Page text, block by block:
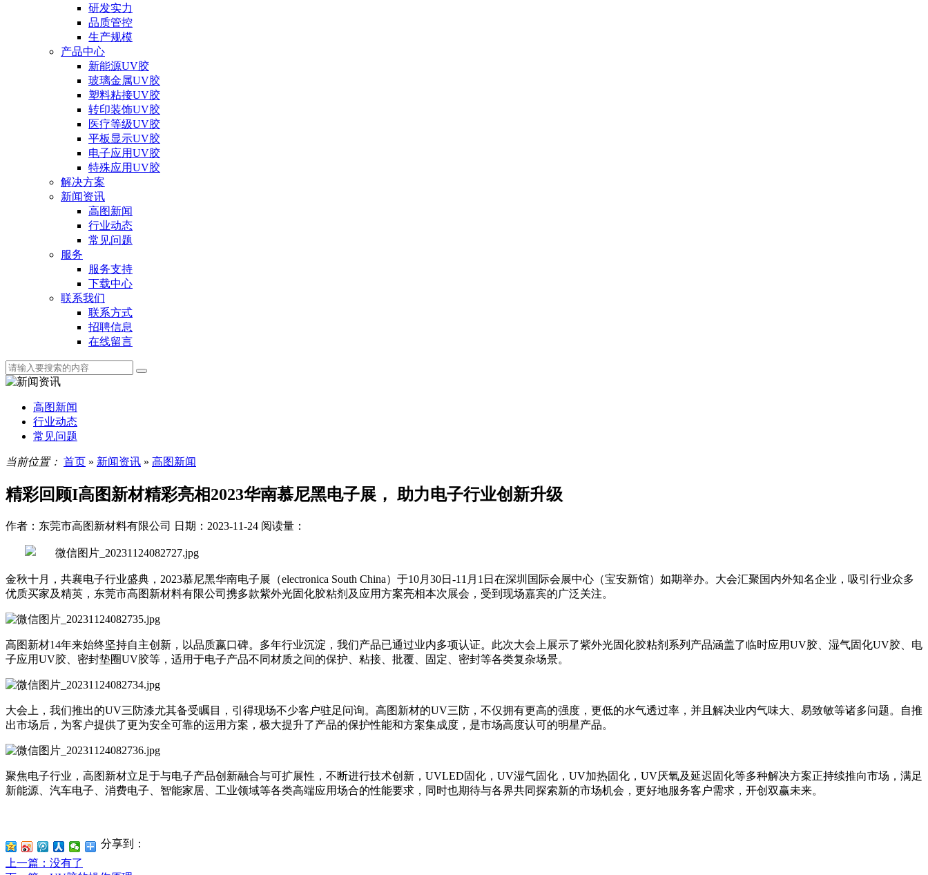
研发实力
品质管控
生产规模
产品中心
新能源UV胶
玻璃金属UV胶
塑料粘接UV胶
转印装饰UV胶
医疗等级UV胶
平板显示UV胶
电子应用UV胶
特殊应用UV胶
解决方案
新闻资讯
高图新闻
行业动态
常见问题
服务
服务支持
下载中心
联系我们
联系方式
招聘信息
在线留言
高图新闻
行业动态
常见问题
当前位置： 首页 » 新闻资讯 » 高图新闻
精彩回顾I高图新材精彩亮相2023华南慕尼黑电子展， 助力电子行业创新升级
作者：东莞市高图新材料有限公司 日期：2023-11-24 阅读量：
金秋十月，共襄电子行业盛典，2023慕尼黑华南电子展（electronica South China）于10月30日-11月1日在深圳国际会展中心（宝安新馆）如期举办。大会汇聚国内外知名企业，吸引行业众多
优质买家及精英，东莞市高图新材料有限公司携多款紫外光固化胶粘剂及应用方案亮相本次展会，受到现场嘉宾的广泛关注。
高图新材14年来始终坚持自主创新，以品质嬴口碑。多年行业沉淀，我们产品已通过业内多项认证。此次大会上展示了紫外光固化胶粘剂系列产品涵盖了临时应用UV胶、湿气固化UV胶、电
子应用UV胶、密封垫圈UV胶等，适用于电子产品不同材质之间的保护、粘接、批覆、固定、密封等各类复杂场景。
大会上，我们推出的UV三防漆尤其备受瞩目，引得现场不少客户驻足问询。高图新材的UV三防，不仅拥有更高的强度，更低的水气透过率，并且解决业内气味大、易致敏等诸多问题。自推
出市场后，为客户提供了更为安全可靠的运用方案，极大提升了产品的保护性能和方案集成度，是市场高度认可的明星产品。
聚焦电子行业，高图新材立足于与电子产品创新融合与可扩展性，不断进行技术创新，UVLED固化，UV湿气固化，UV加热固化，UV厌氧及延迟固化等多种解决方案正持续推向市场，满足
新能源、汽车电子、消费电子、智能家居、工业领域等各类高端应用场合的性能要求，同时也期待与各界共同探索新的市场机会，更好地服务客户需求，开创双赢未来。
分享到：
上一篇 ：没有了